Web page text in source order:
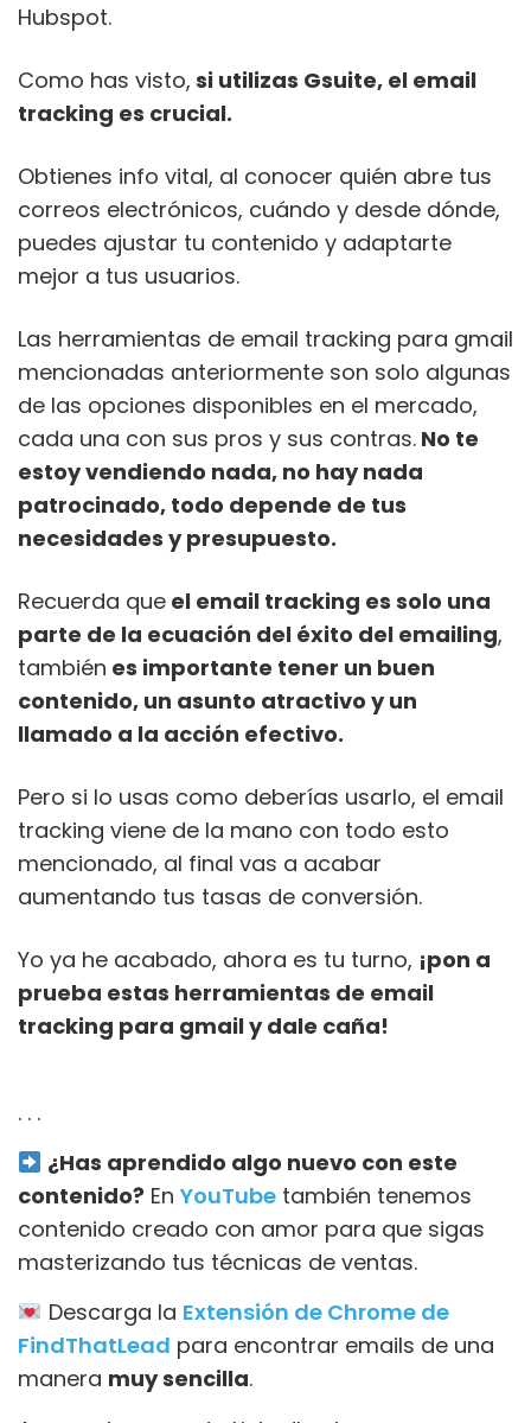
Hubspot.
Como has visto, si utilizas Gsuite, el email
tracking es crucial.
Obtienes info vital, al conocer quién abre tus
correos electrónicos, cuándo y desde dónde,
puedes ajustar tu contenido y adaptarte
mejor a tus usuarios.
Las herramientas de email tracking para gmail
mencionadas anteriormente son solo algunas
de las opciones disponibles en el mercado,
cada una con sus pros y sus contras. No te
estoy vendiendo nada, no hay nada
patrocinado, todo depende de tus
necesidades y presupuesto.
Recuerda que el email tracking es solo una
parte de la ecuación del éxito del emailing,
también es importante tener un buen
contenido, un asunto atractivo y un
llamado a la acción efectivo.
Pero si lo usas como deberías usarlo, el email
tracking viene de la mano con todo esto
mencionado, al final vas a acabar
aumentando tus tasas de conversión.
Yo ya he acabado, ahora es tu turno, ¡pon a
prueba estas herramientas de email
tracking para gmail y dale caña!
. . .
¿Has aprendido algo nuevo con este
contenido? En YouTube también tenemos
contenido creado con amor para que sigas
masterizando tus técnicas de ventas.
Descarga la Extensión de Chrome de
FindThatLead para encontrar emails de una
manera muy sencilla.